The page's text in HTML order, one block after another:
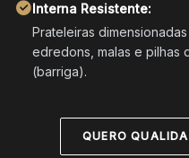
Interna Resistente:
Prateleiras
edredons, malas e pilhas
(barriga).
QUERO